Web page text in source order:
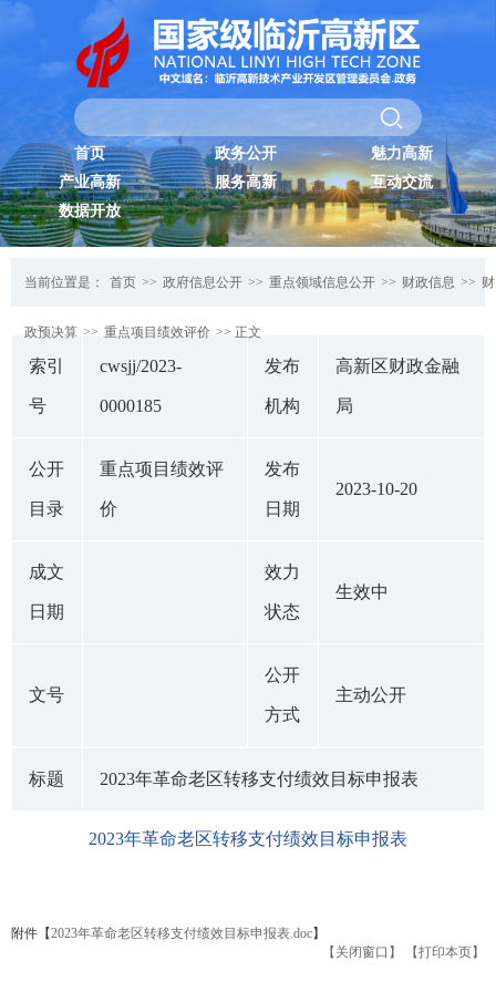
首页 政务公开
魅力高新
产业高新
服务高新
互动交流
数据开放
当前位置是： 首页 >> 政府信息公开 >> 重点领域信息公开 >> 财政信息 >> 财
政预决算 >> 重点项目绩效评价 >> 正文
索引
号
cwsjj/2023-
0000185
发布
机构
高新区财政金融
局
公开
目录
重点项目绩效评
价
发布
日期
2023-10-20
成文
日期
效力
状态
生效中
文号
公开
方式
主动公开
标题 2023年革命老区转移支付绩效目标申报表
2023年革命老区转移支付绩效目标申报表
附件【2023年革命老区转移支付绩效目标申报表.doc】
【关闭窗口】
【打印本页】